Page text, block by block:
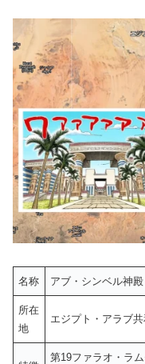
名称 アブ・シンベル神殿
所在
地
エジプト・アラブ
第19ファラオ・ラ